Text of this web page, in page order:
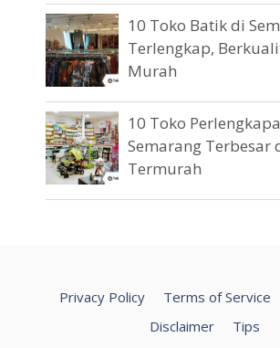
10 Toko Batik di
Terlengkap,
Murah
10 Toko
Semarang Terbesar
Termurah
Privacy Policy Terms of Service
Disclaimer
Tips